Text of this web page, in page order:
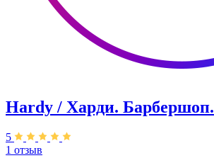
Hardy / Харди. Барбершоп.
5
1 отзыв